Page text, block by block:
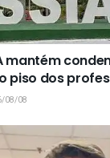
mantém
piso dos
08/08